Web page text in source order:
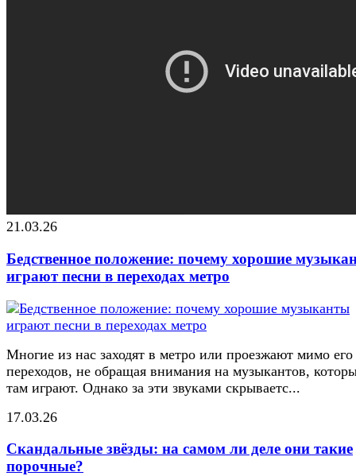
21.03.26
Бедственное положение: почему хорошие
играют песни в переходах метро
Многие из нас заходят в метро или проезжают мимо его
переходов, не обращая внимания на музыкантов,
там играют. Однако за эти звуками скрываетс...
17.03.26
Скандальные звёзды: на самом ли деле они такие
порочные?